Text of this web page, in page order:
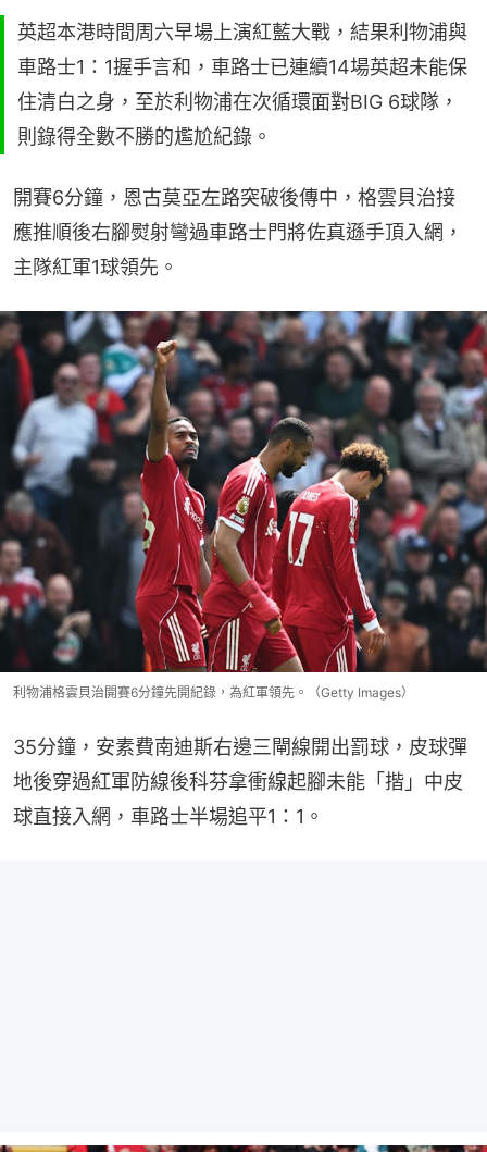
英超本港時間周六早場上演紅藍大戰，結果利物浦與
車路士1：1握手言和，車路士已連續14場英超未能保
住清白之身，至於利物浦在次循環面對BIG 6球隊，
則錄得全數不勝的尷尬紀錄。
開賽6分鐘，恩古莫亞左路突破後傳中，格雲貝治接
應推順後右腳熨射彎過車路士門將佐真遜手頂入網，
主隊紅軍1球領先。
利物浦格雲貝治開賽6分鐘先開紀錄，為紅軍領先。（Getty Images）
35分鐘，安素費南迪斯右邊三閘線開出罰球，皮球彈
地後穿過紅軍防線後科芬拿衝線起腳未能「揩」中皮
球直接入網，車路士半場追平1：1。